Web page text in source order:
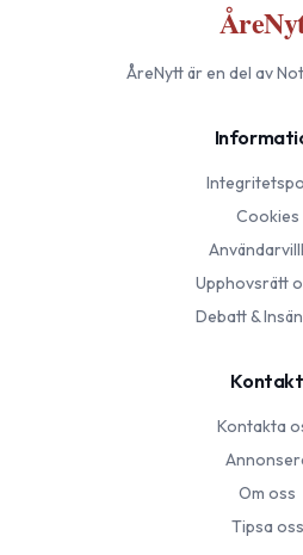
ÅreNyttär en del av
Cookies
Upphovsrätt
Debatt &
Kontakt
Kontakta
Om oss
Tipsa oss